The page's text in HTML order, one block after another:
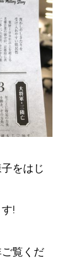
をはじ
!
覧くだ